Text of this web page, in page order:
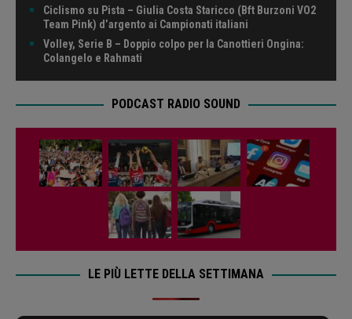
Ciclismo su Pista – Giulia Costa Staricco (Bft Burzoni VO2
Team Pink) d’argento ai Campionati italiani
Volley, Serie B – Doppio colpo per la Canottieri Ongina:
Colangelo e Rahmati
PODCAST RADIO SOUND
LE PIÙ LETTE DELLA SETTIMANA